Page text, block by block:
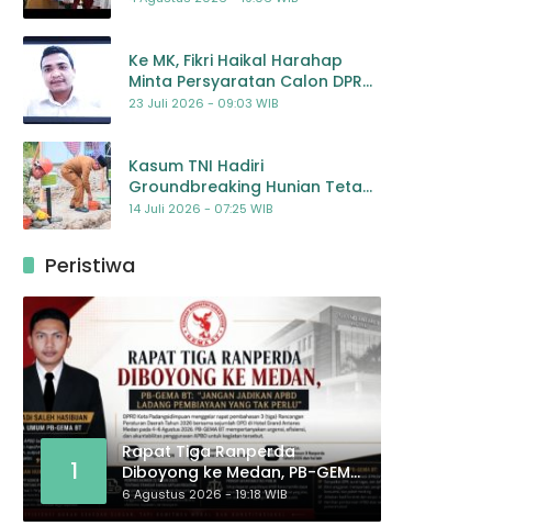
Ke MK, Fikri Haikal Harahap
Minta Persyaratan Calon DPR
Dilengkapi Penilaian
23 Juli 2026 - 09:03 WIB
Kasum TNI Hadiri
Groundbreaking Hunian Tetap
Pascabencana di
14 Juli 2026 - 07:25 WIB
Peristiwa
1
Rapat Tiga Ranperda
Diboyong ke Medan, PB-GEMA
BT: Jangan Jadikan APBD
Ladang Pembiayaan yang
6 Agustus 2026 - 19:18 WIB